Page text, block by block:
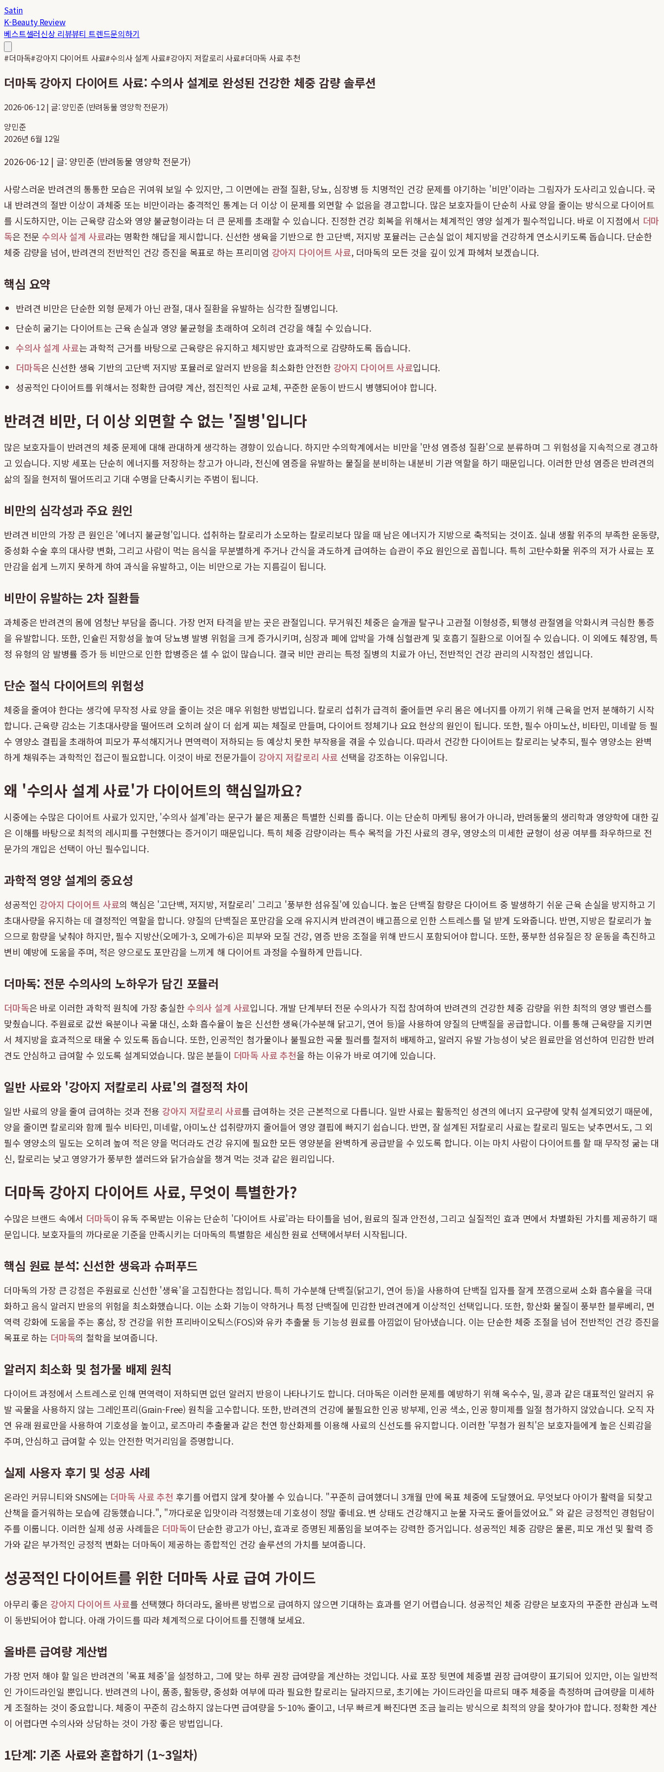
Satin
K-Beauty Review
베스트셀러신상 리뷰뷰티 트렌드문의하기
#더마독#강아지 다이어트 사료#수의사 설계 사료#강아지 저칼로리 사료#더마독 사료 추천
더마독 강아지 다이어트 사료: 수의사 설계로 완성된 건강한 체중 감량 솔루션
2026-06-12 | 글: 양민준 (반려동물 영양학 전문가)
양민준
2026년 6월 12일
2026-06-12 | 글: 양민준 (반려동물 영양학 전문가)
사랑스러운 반려견의 통통한 모습은 귀여워 보일 수 있지만, 그 이면에는 관절 질환, 당뇨, 심장병 등 치명적인 건강 문제를 야기하는 '비만'이라는 그림자가 도사리고 있습니다. 국
내 반려견의 절반 이상이 과체중 또는 비만이라는 충격적인 통계는 더 이상 이 문제를 외면할 수 없음을 경고합니다. 많은 보호자들이 단순히 사료 양을 줄이는 방식으로 다이어트
를 시도하지만, 이는 근육량 감소와 영양 불균형이라는 더 큰 문제를 초래할 수 있습니다. 진정한 건강 회복을 위해서는 체계적인 영양 설계가 필수적입니다. 바로 이 지점에서 더마
독은 전문수의사 설계 사료라는 명확한 해답을 제시합니다. 신선한 생육을 기반으로 한 고단백, 저지방 포뮬러는 근손실 없이 체지방을 건강하게 연소시키도록 돕습니다. 단순한
체중 감량을 넘어, 반려견의 전반적인 건강 증진을 목표로 하는 프리미엄 강아지 다이어트 사료, 더마독의 모든 것을 깊이 있게 파헤쳐 보겠습니다.
핵심 요약
반려견 비만은 단순한 외형 문제가 아닌 관절, 대사 질환을 유발하는 심각한 질병입니다.
단순히 굶기는 다이어트는 근육 손실과 영양 불균형을 초래하여 오히려 건강을 해칠 수 있습니다.
수의사 설계 사료는 과학적 근거를 바탕으로 근육량은 유지하고 체지방만 효과적으로 감량하도록 돕습니다.
더마독은 신선한 생육 기반의 고단백 저지방 포뮬러로 알러지 반응을 최소화한 안전한 강아지 다이어트 사료입니다.
성공적인 다이어트를 위해서는 정확한 급여량 계산, 점진적인 사료 교체, 꾸준한 운동이 반드시 병행되어야 합니다.
반려견 비만, 더 이상 외면할 수 없는 '질병'입니다
많은 보호자들이 반려견의 체중 문제에 대해 관대하게 생각하는 경향이 있습니다. 하지만 수의학계에서는 비만을 '만성 염증성 질환'으로 분류하며 그 위험성을 지속적으로 경고하
고 있습니다. 지방 세포는 단순히 에너지를 저장하는 창고가 아니라, 전신에 염증을 유발하는 물질을 분비하는 내분비 기관 역할을 하기 때문입니다. 이러한 만성 염증은 반려견의
삶의 질을 현저히 떨어뜨리고 기대 수명을 단축시키는 주범이 됩니다.
비만의 심각성과 주요 원인
반려견 비만의 가장 큰 원인은 '에너지 불균형'입니다. 섭취하는 칼로리가 소모하는 칼로리보다 많을 때 남은 에너지가 지방으로 축적되는 것이죠. 실내 생활 위주의 부족한 운동량,
중성화 수술 후의 대사량 변화, 그리고 사람이 먹는 음식을 무분별하게 주거나 간식을 과도하게 급여하는 습관이 주요 원인으로 꼽힙니다. 특히 고탄수화물 위주의 저가 사료는 포
만감을 쉽게 느끼지 못하게 하여 과식을 유발하고, 이는 비만으로 가는 지름길이 됩니다.
비만이 유발하는 2차 질환들
과체중은 반려견의 몸에 엄청난 부담을 줍니다. 가장 먼저 타격을 받는 곳은 관절입니다. 무거워진 체중은 슬개골 탈구나 고관절 이형성증, 퇴행성 관절염을 악화시켜 극심한 통증
을 유발합니다. 또한, 인슐린 저항성을 높여 당뇨병 발병 위험을 크게 증가시키며, 심장과 폐에 압박을 가해 심혈관계 및 호흡기 질환으로 이어질 수 있습니다. 이 외에도 췌장염, 특
정 유형의 암 발병률 증가 등 비만으로 인한 합병증은 셀 수 없이 많습니다. 결국 비만 관리는 특정 질병의 치료가 아닌, 전반적인 건강 관리의 시작점인 셈입니다.
단순 절식 다이어트의 위험성
체중을 줄여야 한다는 생각에 무작정 사료 양을 줄이는 것은 매우 위험한 방법입니다. 칼로리 섭취가 급격히 줄어들면 우리 몸은 에너지를 아끼기 위해 근육을 먼저 분해하기 시작
합니다. 근육량 감소는 기초대사량을 떨어뜨려 오히려 살이 더 쉽게 찌는 체질로 만들며, 다이어트 정체기나 요요 현상의 원인이 됩니다. 또한, 필수 아미노산, 비타민, 미네랄 등 필
수 영양소 결핍을 초래하여 피모가 푸석해지거나 면역력이 저하되는 등 예상치 못한 부작용을 겪을 수 있습니다. 따라서 건강한 다이어트는 칼로리는 낮추되, 필수 영양소는 완벽
하게 채워주는 과학적인 접근이 필요합니다. 이것이 바로 전문가들이 강아지 저칼로리 사료 선택을 강조하는 이유입니다.
왜 '수의사 설계 사료'가 다이어트의 핵심일까요?
시중에는 수많은 다이어트 사료가 있지만, '수의사 설계'라는 문구가 붙은 제품은 특별한 신뢰를 줍니다. 이는 단순히 마케팅 용어가 아니라, 반려동물의 생리학과 영양학에 대한 깊
은 이해를 바탕으로 최적의 레시피를 구현했다는 증거이기 때문입니다. 특히 체중 감량이라는 특수 목적을 가진 사료의 경우, 영양소의 미세한 균형이 성공 여부를 좌우하므로 전
문가의 개입은 선택이 아닌 필수입니다.
과학적 영양 설계의 중요성
성공적인 강아지 다이어트 사료의 핵심은 '고단백, 저지방, 저칼로리' 그리고 '풍부한 섬유질'에 있습니다. 높은 단백질 함량은 다이어트 중 발생하기 쉬운 근육 손실을 방지하고 기
초대사량을 유지하는 데 결정적인 역할을 합니다. 양질의 단백질은 포만감을 오래 유지시켜 반려견이 배고픔으로 인한 스트레스를 덜 받게 도와줍니다. 반면, 지방은 칼로리가 높
으므로 함량을 낮춰야 하지만, 필수 지방산(오메가-3, 오메가-6)은 피부와 모질 건강, 염증 반응 조절을 위해 반드시 포함되어야 합니다. 또한, 풍부한 섬유질은 장 운동을 촉진하고
변비 예방에 도움을 주며, 적은 양으로도 포만감을 느끼게 해 다이어트 과정을 수월하게 만듭니다.
더마독: 전문 수의사의 노하우가 담긴 포뮬러
더마독은 바로 이러한 과학적 원칙에 가장 충실한 수의사 설계 사료입니다. 개발 단계부터 전문 수의사가 직접 참여하여 반려견의 건강한 체중 감량을 위한 최적의 영양 밸런스를
맞췄습니다. 주원료로 값싼 육분이나 곡물 대신, 소화 흡수율이 높은 신선한 생육(가수분해 닭고기, 연어 등)을 사용하여 양질의 단백질을 공급합니다. 이를 통해 근육량을 지키면
서 체지방을 효과적으로 태울 수 있도록 돕습니다. 또한, 인공적인 첨가물이나 불필요한 곡물 필러를 철저히 배제하고, 알러지 유발 가능성이 낮은 원료만을 엄선하여 민감한 반려
견도 안심하고 급여할 수 있도록 설계되었습니다. 많은 분들이 더마독 사료 추천을 하는 이유가 바로 여기에 있습니다.
일반 사료와 '강아지 저칼로리 사료'의 결정적 차이
일반 사료의 양을 줄여 급여하는 것과 전용 강아지 저칼로리 사료를 급여하는 것은 근본적으로 다릅니다. 일반 사료는 활동적인 성견의 에너지 요구량에 맞춰 설계되었기 때문에,
양을 줄이면 칼로리와 함께 필수 비타민, 미네랄, 아미노산 섭취량까지 줄어들어 영양 결핍에 빠지기 쉽습니다. 반면, 잘 설계된 저칼로리 사료는 칼로리 밀도는 낮추면서도, 그 외
필수 영양소의 밀도는 오히려 높여 적은 양을 먹더라도 건강 유지에 필요한 모든 영양분을 완벽하게 공급받을 수 있도록 합니다. 이는 마치 사람이 다이어트를 할 때 무작정 굶는 대
신, 칼로리는 낮고 영양가가 풍부한 샐러드와 닭가슴살을 챙겨 먹는 것과 같은 원리입니다.
더마독 강아지 다이어트 사료, 무엇이 특별한가?
수많은 브랜드 속에서 더마독이 유독 주목받는 이유는 단순히 '다이어트 사료'라는 타이틀을 넘어, 원료의 질과 안전성, 그리고 실질적인 효과 면에서 차별화된 가치를 제공하기 때
문입니다. 보호자들의 까다로운 기준을 만족시키는 더마독의 특별함은 세심한 원료 선택에서부터 시작됩니다.
핵심 원료 분석: 신선한 생육과 슈퍼푸드
더마독의 가장 큰 강점은 주원료로 신선한 '생육'을 고집한다는 점입니다. 특히 가수분해 단백질(닭고기, 연어 등)을 사용하여 단백질 입자를 잘게 쪼갬으로써 소화 흡수율을 극대
화하고 음식 알러지 반응의 위험을 최소화했습니다. 이는 소화 기능이 약하거나 특정 단백질에 민감한 반려견에게 이상적인 선택입니다. 또한, 항산화 물질이 풍부한 블루베리, 면
역력 강화에 도움을 주는 홍삼, 장 건강을 위한 프리바이오틱스(FOS)와 유카 추출물 등 기능성 원료를 아낌없이 담아냈습니다. 이는 단순한 체중 조절을 넘어 전반적인 건강 증진을
목표로 하는 더마독의 철학을 보여줍니다.
알러지 최소화 및 첨가물 배제 원칙
다이어트 과정에서 스트레스로 인해 면역력이 저하되면 없던 알러지 반응이 나타나기도 합니다. 더마독은 이러한 문제를 예방하기 위해 옥수수, 밀, 콩과 같은 대표적인 알러지 유
발 곡물을 사용하지 않는 그레인프리(Grain-Free) 원칙을 고수합니다. 또한, 반려견의 건강에 불필요한 인공 방부제, 인공 색소, 인공 향미제를 일절 첨가하지 않았습니다. 오직 자
연 유래 원료만을 사용하여 기호성을 높이고, 로즈마리 추출물과 같은 천연 항산화제를 이용해 사료의 신선도를 유지합니다. 이러한 '무첨가 원칙'은 보호자들에게 높은 신뢰감을
주며, 안심하고 급여할 수 있는 안전한 먹거리임을 증명합니다.
실제 사용자 후기 및 성공 사례
온라인 커뮤니티와 SNS에는 더마독 사료 추천 후기를 어렵지 않게 찾아볼 수 있습니다. "꾸준히 급여했더니 3개월 만에 목표 체중에 도달했어요. 무엇보다 아이가 활력을 되찾고
산책을 즐거워하는 모습에 감동했습니다.", "까다로운 입맛이라 걱정했는데 기호성이 정말 좋네요. 변 상태도 건강해지고 눈물 자국도 줄어들었어요." 와 같은 긍정적인 경험담이
주를 이룹니다. 이러한 실제 성공 사례들은 더마독이 단순한 광고가 아닌, 효과로 증명된 제품임을 보여주는 강력한 증거입니다. 성공적인 체중 감량은 물론, 피모 개선 및 활력 증
가와 같은 부가적인 긍정적 변화는 더마독이 제공하는 종합적인 건강 솔루션의 가치를 보여줍니다.
성공적인 다이어트를 위한 더마독 사료 급여 가이드
아무리 좋은 강아지 다이어트 사료를 선택했다 하더라도, 올바른 방법으로 급여하지 않으면 기대하는 효과를 얻기 어렵습니다. 성공적인 체중 감량은 보호자의 꾸준한 관심과 노력
이 동반되어야 합니다. 아래 가이드를 따라 체계적으로 다이어트를 진행해 보세요.
올바른 급여량 계산법
가장 먼저 해야 할 일은 반려견의 '목표 체중'을 설정하고, 그에 맞는 하루 권장 급여량을 계산하는 것입니다. 사료 포장 뒷면에 체중별 권장 급여량이 표기되어 있지만, 이는 일반적
인 가이드라인일 뿐입니다. 반려견의 나이, 품종, 활동량, 중성화 여부에 따라 필요한 칼로리는 달라지므로, 초기에는 가이드라인을 따르되 매주 체중을 측정하며 급여량을 미세하
게 조절하는 것이 중요합니다. 체중이 꾸준히 감소하지 않는다면 급여량을 5~10% 줄이고, 너무 빠르게 빠진다면 조금 늘리는 방식으로 최적의 양을 찾아가야 합니다. 정확한 계산
이 어렵다면 수의사와 상담하는 것이 가장 좋은 방법입니다.
1단계: 기존 사료와 혼합하기 (1~3일차)